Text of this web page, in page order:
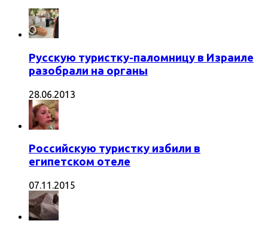
Русскую туристку-паломницу в Израиле
разобрали на органы
28.06.2013
Российскую туристку избили в
египетском отеле
07.11.2015